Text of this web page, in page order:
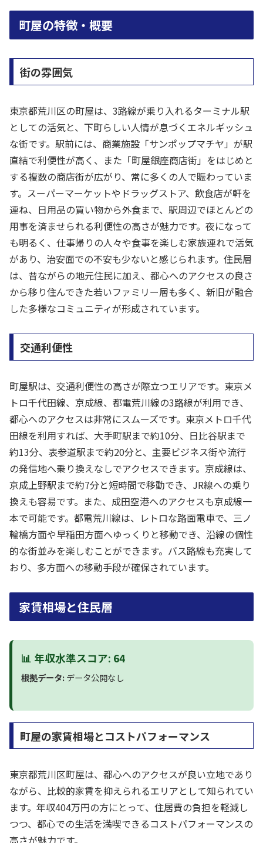
町屋の特徴・概要
街の雰囲気
東京都荒川区の町屋は、3路線が乗り入れるターミナル駅
としての活気と、下町らしい人情が息づくエネルギッシュ
な街です。駅前には、商業施設「サンポップマチヤ」が駅
直結で利便性が高く、また「町屋銀座商店街」をはじめと
する複数の商店街が広がり、常に多くの人で賑わっていま
す。スーパーマーケットやドラッグストア、飲食店が軒を
連ね、日用品の買い物から外食まで、駅周辺でほとんどの
用事を済ませられる利便性の高さが魅力です。夜になって
も明るく、仕事帰りの人々や食事を楽しむ家族連れで活気
があり、治安面での不安も少ないと感じられます。住民層
は、昔ながらの地元住民に加え、都心へのアクセスの良さ
から移り住んできた若いファミリー層も多く、新旧が融合
した多様なコミュニティが形成されています。
交通利便性
町屋駅は、交通利便性の高さが際立つエリアです。東京メ
トロ千代田線、京成線、都電荒川線の3路線が利用でき、
都心へのアクセスは非常にスムーズです。東京メトロ千代
田線を利用すれば、大手町駅まで約10分、日比谷駅まで
約13分、表参道駅まで約20分と、主要ビジネス街や流行
の発信地へ乗り換えなしでアクセスできます。京成線は、
京成上野駅まで約7分と短時間で移動でき、JR線への乗り
換えも容易です。また、成田空港へのアクセスも京成線一
本で可能です。都電荒川線は、レトロな路面電車で、三ノ
輪橋方面や早稲田方面へゆっくりと移動でき、沿線の個性
的な街並みを楽しむことができます。バス路線も充実して
おり、多方面への移動手段が確保されています。
家賃相場と住民層
📊 年収水準スコア: 64
根拠データ:データ公開なし
町屋の家賃相場とコストパフォーマンス
東京都荒川区町屋は、都心へのアクセスが良い立地であり
ながら、比較的家賃を抑えられるエリアとして知られてい
ます。年収404万円の方にとって、住居費の負担を軽減し
つつ、都心での生活を満喫できるコストパフォーマンスの